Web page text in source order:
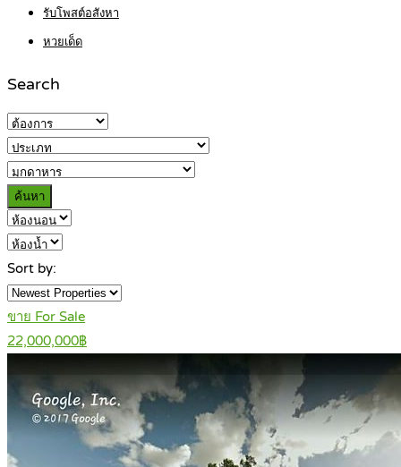
รับโพสต์อสังหา
หวยเด็ด
Search
ค้นหา
Sort by:
ขาย For Sale
22,000,000฿